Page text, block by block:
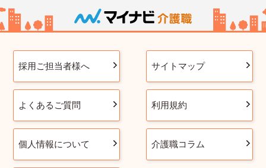
採用ご担当者様へ サイトマップ
よくあるご質問 利用規約
個人情報について 介護職コラム